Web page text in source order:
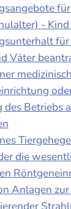
-
Väter
Betriebs
die
Anlagen